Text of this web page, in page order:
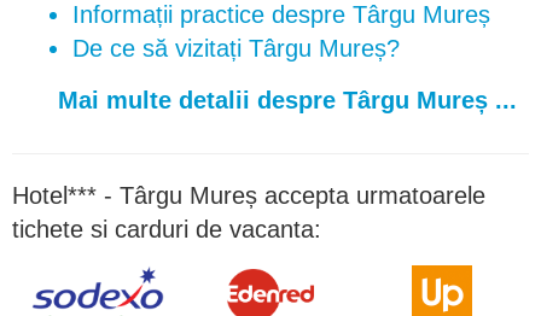
Informații practice despre Târgu Mureș
De ce să vizitați Târgu Mureș?
Mai multe detalii despre Târgu Mureș ...
Hotel*** - Târgu Mureș accepta urmatoarele
tichete si carduri de vacanta: